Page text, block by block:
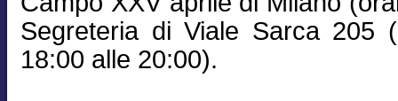
Segreteria di Viale Sarca 205
18:00 alle 20:00).